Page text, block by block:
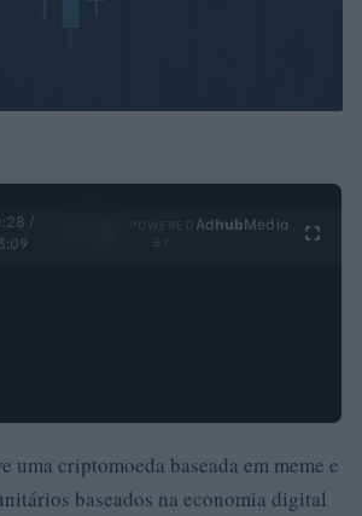
/
Ad hubMedia
uma criptomoeda baseada em meme e
baseados na economia digital